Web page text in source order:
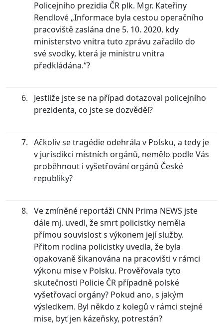
Policejního prezidia ČR plk. Mgr. Kateřiny
Rendlové „Informace byla cestou operačního
pracoviště zaslána dne 5. 10. 2020, kdy
ministerstvo vnitra tuto zprávu zařadilo do
své svodky, která je ministru vnitra
předkládána.“?
Jestliže jste se na případ dotazoval policejního
prezidenta, co jste se dozvěděl?
Ačkoliv se tragédie odehrála v Polsku, a tedy je
v jurisdikci místních orgánů, nemělo podle Vás
proběhnout i vyšetřování orgánů České
republiky?
Ve zmíněné reportáži CNN Prima NEWS jste
dále mj. uvedl, že smrt policistky neměla
přímou souvislost s výkonem její služby.
Přitom rodina policistky uvedla, že byla
opakovaně šikanována na pracovišti v rámci
výkonu mise v Polsku. Prověřovala tyto
skutečnosti Policie ČR případně polské
vyšetřovací orgány? Pokud ano, s jakým
výsledkem. Byl někdo z kolegů v rámci stejné
mise, byť jen kázeňsky, potrestán?